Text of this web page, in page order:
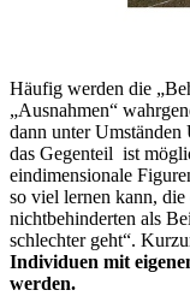
Häufig werden die
„Ausnahmen“
dann unter Umständen
das Gegenteil ist
eindimensionale
so viel lernen kann,
nichtbehinderten als
schlechter geht“.
Individuen mit
werden.